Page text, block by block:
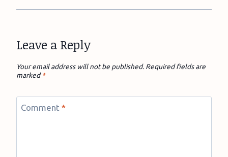
Leave a Reply
Your email address will not be published. Required fields are
marked*
Comment *